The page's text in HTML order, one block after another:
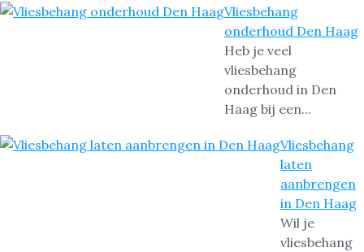
Vliesbehang
onderhoud Den Haag
Heb je veel
vliesbehang
onderhoud in Den
Haag bij een...
Vliesbehang
laten
aanbrengen
in Den Haag
Wil je
vliesbehang